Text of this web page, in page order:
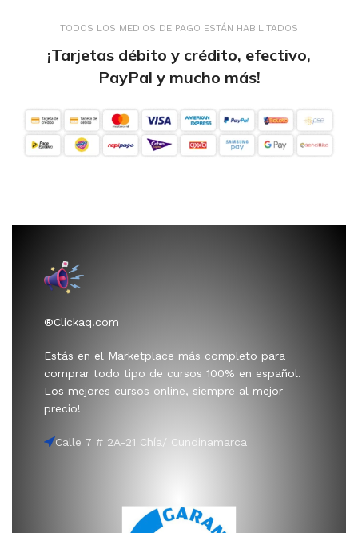
TODOS LOS MEDIOS DE PAGO ESTÁN HABILITADOS
¡Tarjetas débito y crédito, efectivo,
PayPal y mucho más!
®Clickaq.com
Estás en el Marketplace más completo para
comprar todo tipo de cursos 100% en español.
Los mejores cursos online, siempre al mejor
precio!
Calle 7 # 2A-21 Chía/ Cundinamarca